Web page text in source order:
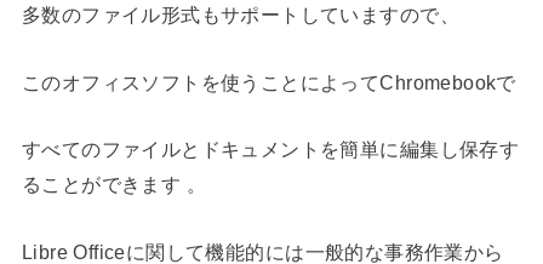
多数のファイル形式もサポートしていますので、
このオフィスソフトを使うことによってChromebookで
すべてのファイルとドキュメントを簡単に編集し保存す
ることができます 。
Libre Officeに関して機能的には一般的な事務作業から